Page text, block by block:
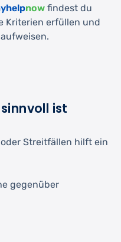
now findest du
Kriterien erfüllen und
ist
Streitfällen hilft ein
gegenüber